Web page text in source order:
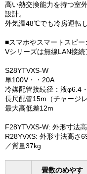
高い熱交換能力を持つ室
設計。
外気温48℃でも冷房運転し
■スマホやスマートスピー
Vシリーズは無線LAN接続
S28YTVXS-W
単100V・・20A
冷媒配管接続径：液φ6.4
長尺配管15m（チャージレ
最大高低差12m
F28YTVXS-W: 外形寸法
R28YVXS: 外形寸法高さ
／質量37kg
畳数のめやす